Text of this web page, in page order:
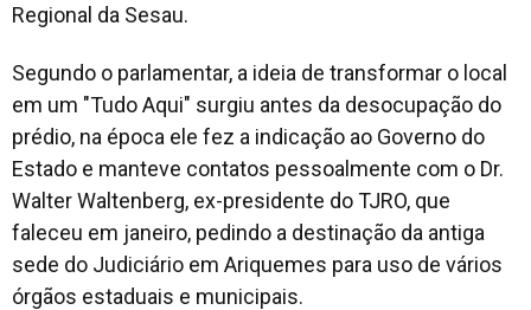
Regional da Sesau.
Segundo o parlamentar, a ideia de transformar o local
em um "Tudo Aqui" surgiu antes da desocupação do
prédio, na época ele fez a indicação ao Governo do
Estado e manteve contatos pessoalmente com o Dr.
Walter Waltenberg, ex-presidente do TJRO, que
faleceu em janeiro, pedindo a destinação da antiga
sede do Judiciário em Ariquemes para uso de vários
órgãos estaduais e municipais.